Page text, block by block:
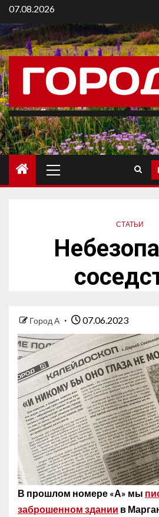
07.08.2026
СТАТЬИ
Город А 07.06.2023
В прошлом номере «А» мы
заброшенном здании в